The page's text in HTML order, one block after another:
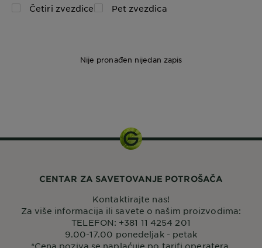
Četiri zvezdice
Pet zvezdica
Nije pronađen nijedan zapis
CENTAR ZA SAVETOVANJE POTROŠAČA
Kontaktirajte nas!
Za više informacija ili savete o našim proizvodima:
TELEFON: +381 11 4254 201
9.00-17.00 ponedeljak - petak
*Cena poziva se naplaćuje po tarifi operatera.